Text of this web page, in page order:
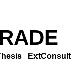
ExtConsult